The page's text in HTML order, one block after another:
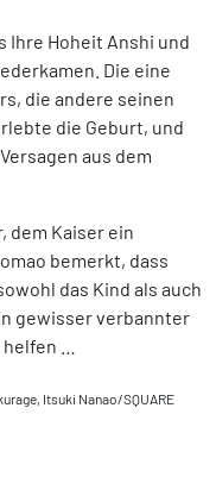
Ihre Hoheit Anshi und
Die eine
die andere seinen
die Geburt, und
aus dem
dem Kaiser ein
bemerkt, dass
das Kind als auch
gewisser verbannter
…
Itsuki Nanao/SQUARE